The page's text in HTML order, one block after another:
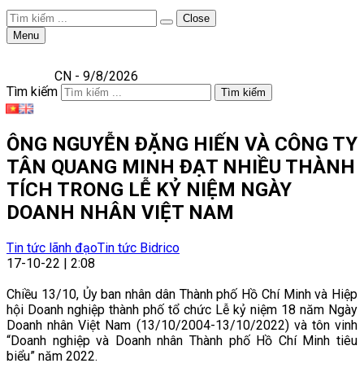
Close
Menu
CN - 9/8/2026
Tìm kiếm
Tìm kiếm
ÔNG NGUYỄN ĐẶNG HIẾN VÀ CÔNG TY
TÂN QUANG MINH ĐẠT NHIỀU THÀNH
TÍCH TRONG LỄ KỶ NIỆM NGÀY
DOANH NHÂN VIỆT NAM
Tin tức lãnh đạoTin tức Bidrico
17-10-22 | 2:08
Chiều 13/10, Ủy ban nhân dân Thành phố Hồ Chí Minh và Hiệp
hội Doanh nghiệp thành phố tổ chức Lễ kỷ niệm 18 năm Ngày
Doanh nhân Việt Nam (13/10/2004-13/10/2022) và tôn vinh
“Doanh nghiệp và Doanh nhân Thành phố Hồ Chí Minh tiêu
biểu” năm 2022.